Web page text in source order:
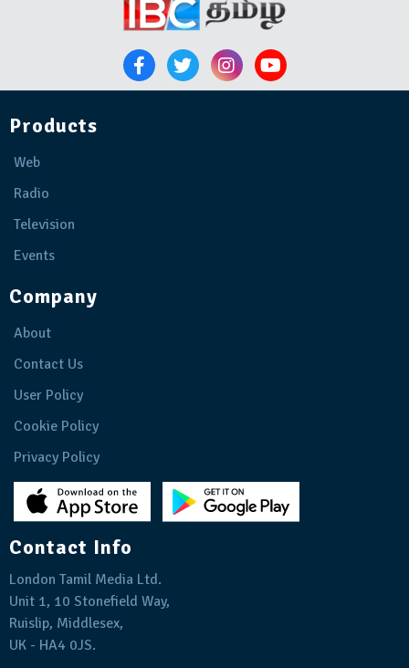
Products
Web
Radio
Television
Events
Company
About
Contact Us
User Policy
Cookie Policy
Privacy Policy
Contact Info
London Tamil Media Ltd.
Unit 1, 10 Stonefield Way,
Ruislip, Middlesex,
UK - HA4 0JS.